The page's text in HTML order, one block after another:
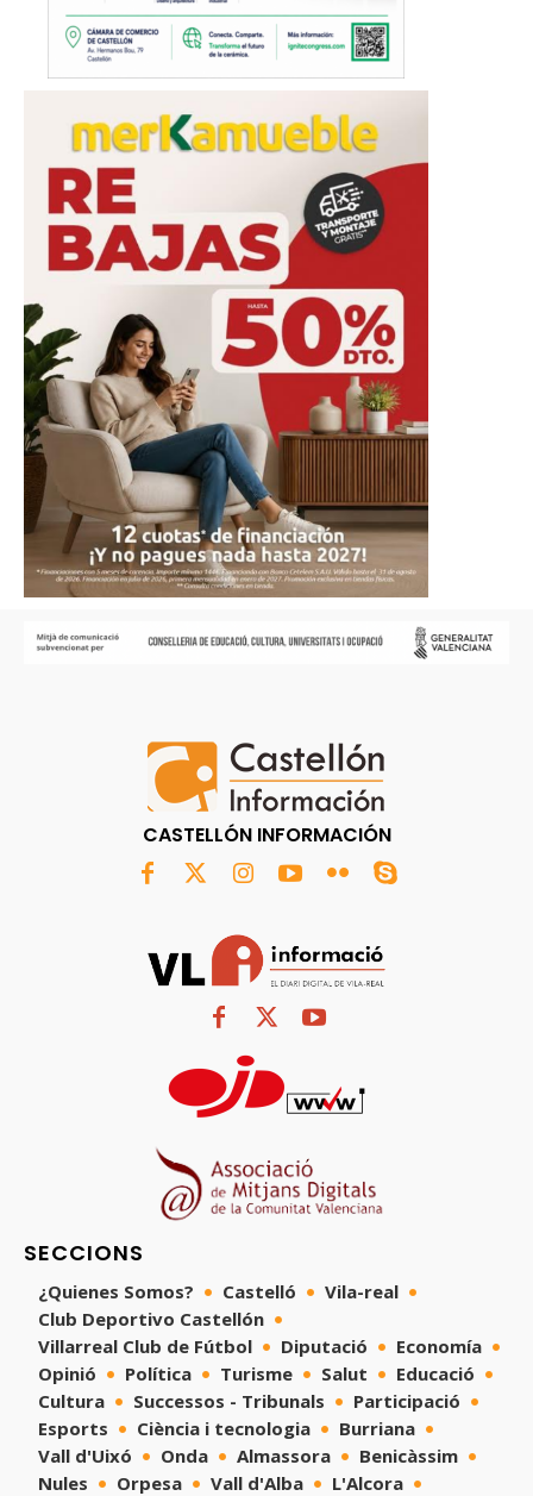
CASTELLÓN INFORMACIÓN
SECCIONS
¿Quienes Somos? Castelló
Vila-real
Club Deportivo Castellón
Villarreal Club de Fútbol
Diputació
Economía
Opinió
Política Turisme Salut
Educació
Cultura
Successos - Tribunals
Participació
Esports
Ciència i tecnologia
Burriana
Vall d'Uixó
Onda Almassora
Benicàssim
Nules
Orpesa Vall d'Alba
L'Alcora